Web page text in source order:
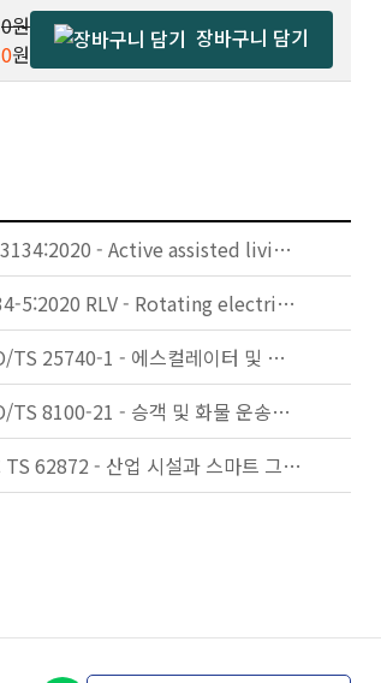
0원
0원
장바구니 담기
IEC TS 63134:2020 - Active assisted living (AAL) use cases
IEC 60034-5:2020 RLV - Rotating electrical machines - Part 5: Degrees of protection provided by the integral design of rotating electrical machines (IP code) - Classification
KS B ISO/TS 25740-1 - 에스컬레이터 및 무빙워크에 대한 안전요건 — 제1부: 세계공통 필수 안전요건(GESRs)
KS B ISO/TS 8100-21 - 승객 및 화물 운송용 엘리베이터 —제21부: 세계공통 필수안전요건(GESRs)을 충족하는 세계공통 안전 파라미터(GSPs)
KS C IEC TS 62872 - 산업 시설과 스마트 그리드 사이의 산업 공정 측정, 제어 및 자동화 시스템 인터페이스